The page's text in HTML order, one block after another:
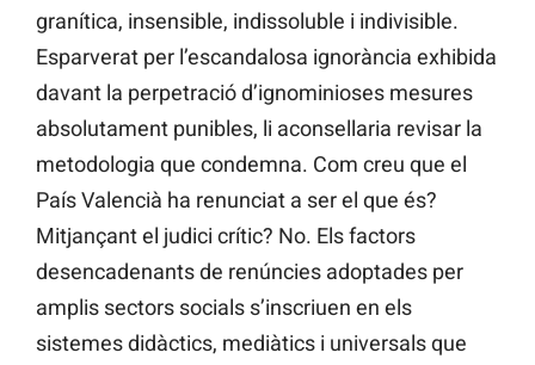
granítica, insensible, indissoluble i indivisible.
Esparverat per l’escandalosa ignorància exhibida
davant la perpetració d’ignominioses mesures
absolutament punibles, li aconsellaria revisar la
metodologia que condemna. Com creu que el
País Valencià ha renunciat a ser el que és?
Mitjançant el judici crític? No. Els factors
desencadenants de renúncies adoptades per
amplis sectors socials s’inscriuen en els
sistemes didàctics, mediàtics i universals que